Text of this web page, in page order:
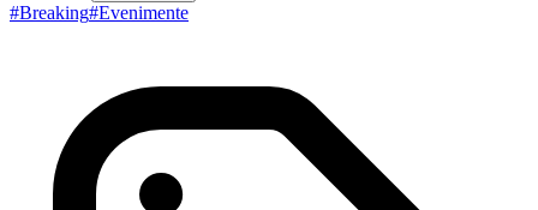
#Breaking#Evenimente